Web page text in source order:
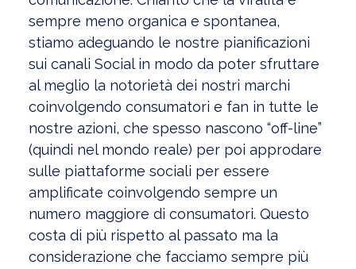
sempre meno organica e spontanea,
stiamo adeguando le nostre pianificazioni
sui canali Social in modo da poter sfruttare
al meglio la notorietà dei nostri marchi
coinvolgendo consumatori e fan in tutte le
nostre azioni, che spesso nascono “off-line”
(quindi nel mondo reale) per poi approdare
sulle piattaforme sociali per essere
amplificate coinvolgendo sempre un
numero maggiore di consumatori. Questo
costa di più rispetto al passato ma la
considerazione che facciamo sempre più